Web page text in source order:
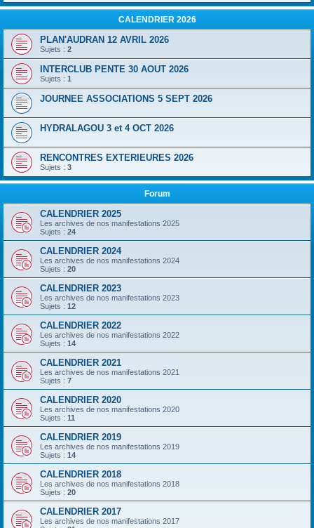
CALENDRIER 2026
PLAN'AUDRAN 12 AVRIL 2026
Sujets : 2
INTERCLUB PENTE 30 AOUT 2026
Sujets : 1
JOURNEE ASSOCIATIONS 5 SEPT 2026
HYDRALAGOU 3 et 4 OCT 2026
RENCONTRES EXTERIEURES 2026
Sujets : 3
Forum
CALENDRIER 2025
Les archives de nos manifestations 2025
Sujets : 24
CALENDRIER 2024
Les archives de nos manifestations 2024
Sujets : 20
CALENDRIER 2023
Les archives de nos manifestations 2023
Sujets : 12
CALENDRIER 2022
Les archives de nos manifestations 2022
Sujets : 14
CALENDRIER 2021
Les archives de nos manifestations 2021
Sujets : 7
CALENDRIER 2020
Les archives de nos manifestations 2020
Sujets : 11
CALENDRIER 2019
Les archives de nos manifestations 2019
Sujets : 14
CALENDRIER 2018
Les archives de nos manifestations 2018
Sujets : 20
CALENDRIER 2017
Les archives de nos manifestations 2017